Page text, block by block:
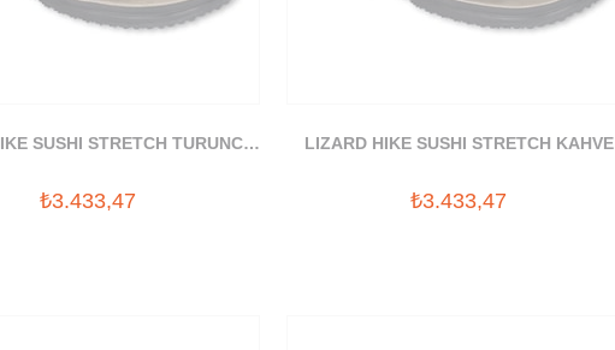
SUSHI STRETCH TURUNCU
₺3.433,47
LIZARD HIKE SUSHI STRETCH KAHVE
₺3.433,47